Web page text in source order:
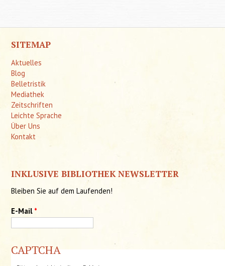
SITEMAP
Aktuelles
Blog
Belletristik
Mediathek
Zeitschriften
Leichte Sprache
Über Uns
Kontakt
INKLUSIVE BIBLIOTHEK NEWSLETTER
Bleiben Sie auf dem Laufenden!
E-Mail *
CAPTCHA